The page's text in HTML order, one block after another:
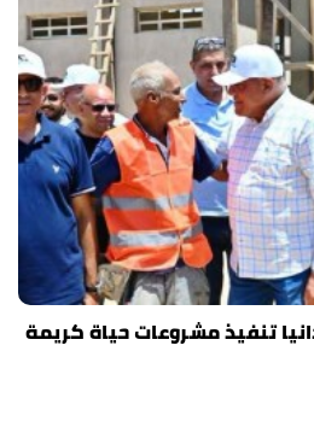
تنفيذ مشروعات حياة كريمة